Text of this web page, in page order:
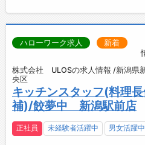
ハローワーク求人 新着
株式会社 ULOSの求人情報 /新潟県
央区
キッチンスタッフ(料理
補)/餃夢中 新潟駅前店
正社員 未経験者活躍中 男女活躍中